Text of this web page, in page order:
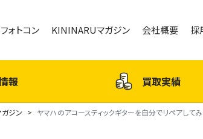
ォトコン KININARUマガジン 会社概要 採
報 買取実績
ジン ヤマハのアコースティックギターを自分でリペアして